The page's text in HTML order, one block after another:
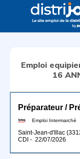
Emploi
16
Emploi Intermarché
Saint-Jean-d'Illac
CDI - 22/07/2026